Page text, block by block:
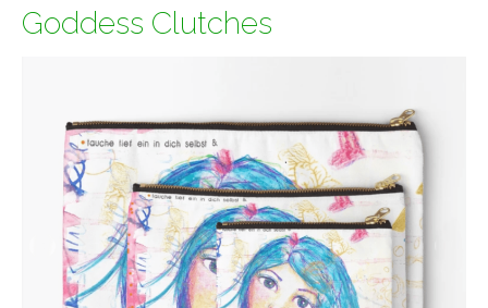
Goddess Clutches